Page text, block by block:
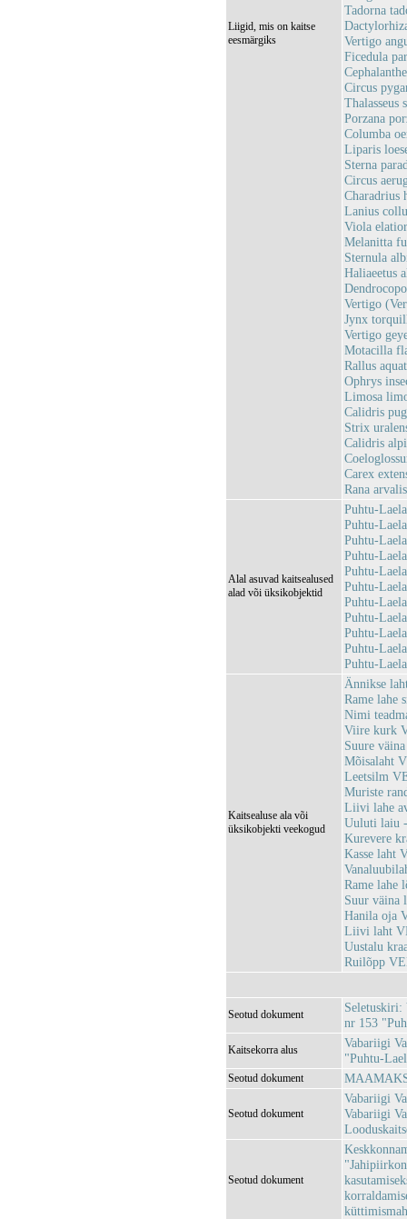
Liigid, mis on kaitse
eesmärgiks
Tadorna
Vertigo
Ficedula
Circus
Thalasseus
Porzana
Columba
Liparis
Sterna
Circus
Lanius
Viola
Melanitta
Sternula
Haliaeetus
Vertigo
Jynx
Vertigo
Motacilla
Rallus
Ophrys
Limosa
Calidris
Strix
Calidris
Carex
Rana
Alal asuvad kaitsealused
alad või üksikobjektid
Puhtu-
Puhtu-
Puhtu-
Puhtu-
Puhtu-
Puhtu-
Puhtu-
Puhtu-
Puhtu-
Puhtu-
Puhtu-
Kaitsealuse ala või
üksikobjekti veekogud
Ännikse
Rame lahe
Nimi
Viire kurk
Suure
Mõisalaht
Leetsilm
Muriste
Liivi lahe
Uuluti laiu
Kurevere
Kasse laht
Rame lahe
Suur väina
Hanila oja
Liivi laht
Uustalu
Ruilõpp
Seotud dokument
Seletuskiri:
nr 153
Kaitsekorra alus
Vabariigi
"Puhtu-
Seotud dokument
Seotud dokument
Vabariigi
Vabariigi
Seotud dokument